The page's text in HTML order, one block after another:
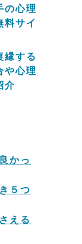
の心理
料サイ
縁する
や心理
介
かっ
５つ
える